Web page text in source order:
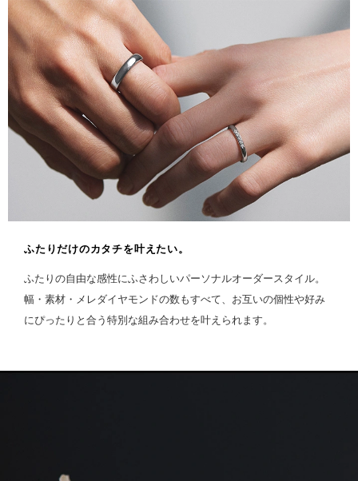
ふたりだけのカタチを叶えたい。
ふたりの自由な感性にふさわしいパーソナルオーダースタイル。
幅・素材・メレダイヤモンドの数もすべて、お互いの個性や好み
にぴったりと合う特別な組み合わせを叶えられます。